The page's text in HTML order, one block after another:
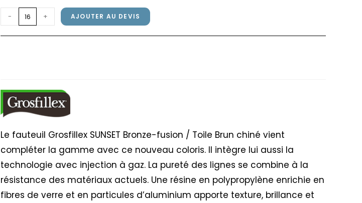
quantité
de
Fauteuil
fusion
Brun
- + AJOUTER AU DEVIS
Le fauteuil Grosfillex SUNSET Bronze-fusion / Toile Brun chiné vient
compléter la gamme avec ce nouveau coloris. Il intègre lui aussi la
technologie avec injection à gaz. La pureté des lignes se combine à la
résistance des matériaux actuels. Une résine en polypropylène enrichie en
fibres de verre et en particules d’aluminium apporte texture, brillance et